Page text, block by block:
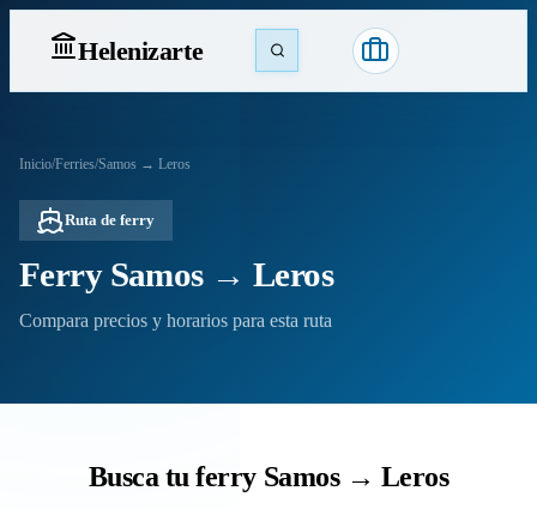
Helenizarte
Inicio/Ferries/Samos → Leros
Ruta de ferry
Ferry Samos → Leros
Compara precios y horarios para esta ruta
Busca tu ferry Samos → Leros